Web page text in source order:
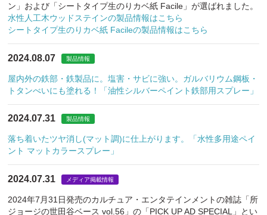
ン」および「シートタイプ生のりカベ紙 Facile」が選ばれました。
水性人工木ウッドステインの製品情報はこちら
シートタイプ生のりカベ紙 Facileの製品情報はこちら
2024.08.07 製品情報
屋内外の鉄部・鉄製品に。塩害・サビに強い。ガルバリウム鋼板・
トタンべいにも塗れる！「油性シルバーペイント鉄部用スプレー」
2024.07.31 製品情報
落ち着いたツヤ消し(マット調)に仕上がります。「水性多用途ペイ
ント マットカラースプレー」
2024.07.31 メディア掲載情報
2024年7月31日発売のカルチュア・エンタテインメントの雑誌「所
ジョージの世田谷ベース vol.56」の「PICK UP AD SPECIAL」とい